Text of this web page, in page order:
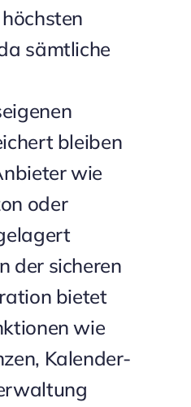
sämtliche
bleiben
wie
oder
der sicheren
bietet
wie
Kalender-